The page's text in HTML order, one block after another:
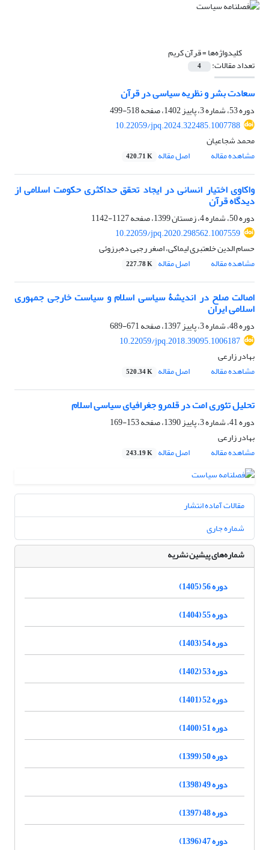
کلیدواژه‌ها =قرآن کریم
تعداد مقالات: 4
سعادت بشر و نظریه سیاسی در قرآن
دوره 53، شماره 3، پاییز 1402، صفحه
518-499
10.22059/jpq.2024.322485.1007788
محمد شجاعیان
مشاهده مقاله
اصل مقاله 420.71 K
واکاوی اختیار انسانی در ایجاد تحقق حداکثری حکومت اسلامی از
دیدگاه قرآن
دوره 50، شماره 4، زمستان 1399، صفحه
1127-1142
10.22059/jpq.2020.298562.1007559
حسام الدین خلعتبری لیماکی، اصغر رجبی ده‌برزوئی
مشاهده مقاله
اصل مقاله 227.78 K
اصالت صلح در اندیشۀ سیاسی اسلام و سیاست خارجی جمهوری
اسلامی ایران
دوره 48، شماره 3، پاییز 1397، صفحه
671-689
10.22059/jpq.2018.39095.1006187
بهادر زارعی
مشاهده مقاله
اصل مقاله 520.34 K
تحلیل تئوری امت در قلمرو جغرافیای سیاسی اسلام
دوره 41، شماره 3، پاییز 1390، صفحه
153-169
بهادر زارعی
مشاهده مقاله
اصل مقاله 243.19 K
مقالات آماده انتشار
شماره جاری
شماره‌های پیشین نشریه
دوره 56 (1405)
دوره 55 (1404)
دوره 54 (1403)
دوره 53 (1402)
دوره 52 (1401)
دوره 51 (1400)
دوره 50 (1399)
دوره 49 (1398)
دوره 48 (1397)
دوره 47 (1396)